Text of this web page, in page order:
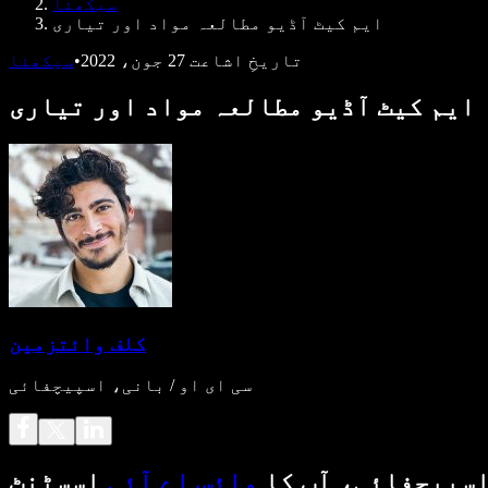
سیکھنا
ایم کیٹ آڈیو مطالعہ مواد اور تیاری
تاریخِ اشاعت 27 جون، 2022 •سیکھنا
ایم کیٹ آڈیو مطالعہ مواد اور تیاری
کلف وائتزمین
سی ای او / بانی، اسپیچفائی
آپ کا وائس اے آئی اسسٹنٹ